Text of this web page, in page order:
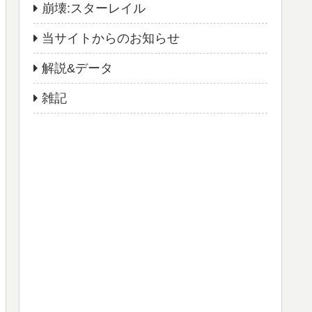
崩壊:スターレイル
当サイトからのお知らせ
解説&データ
雑記